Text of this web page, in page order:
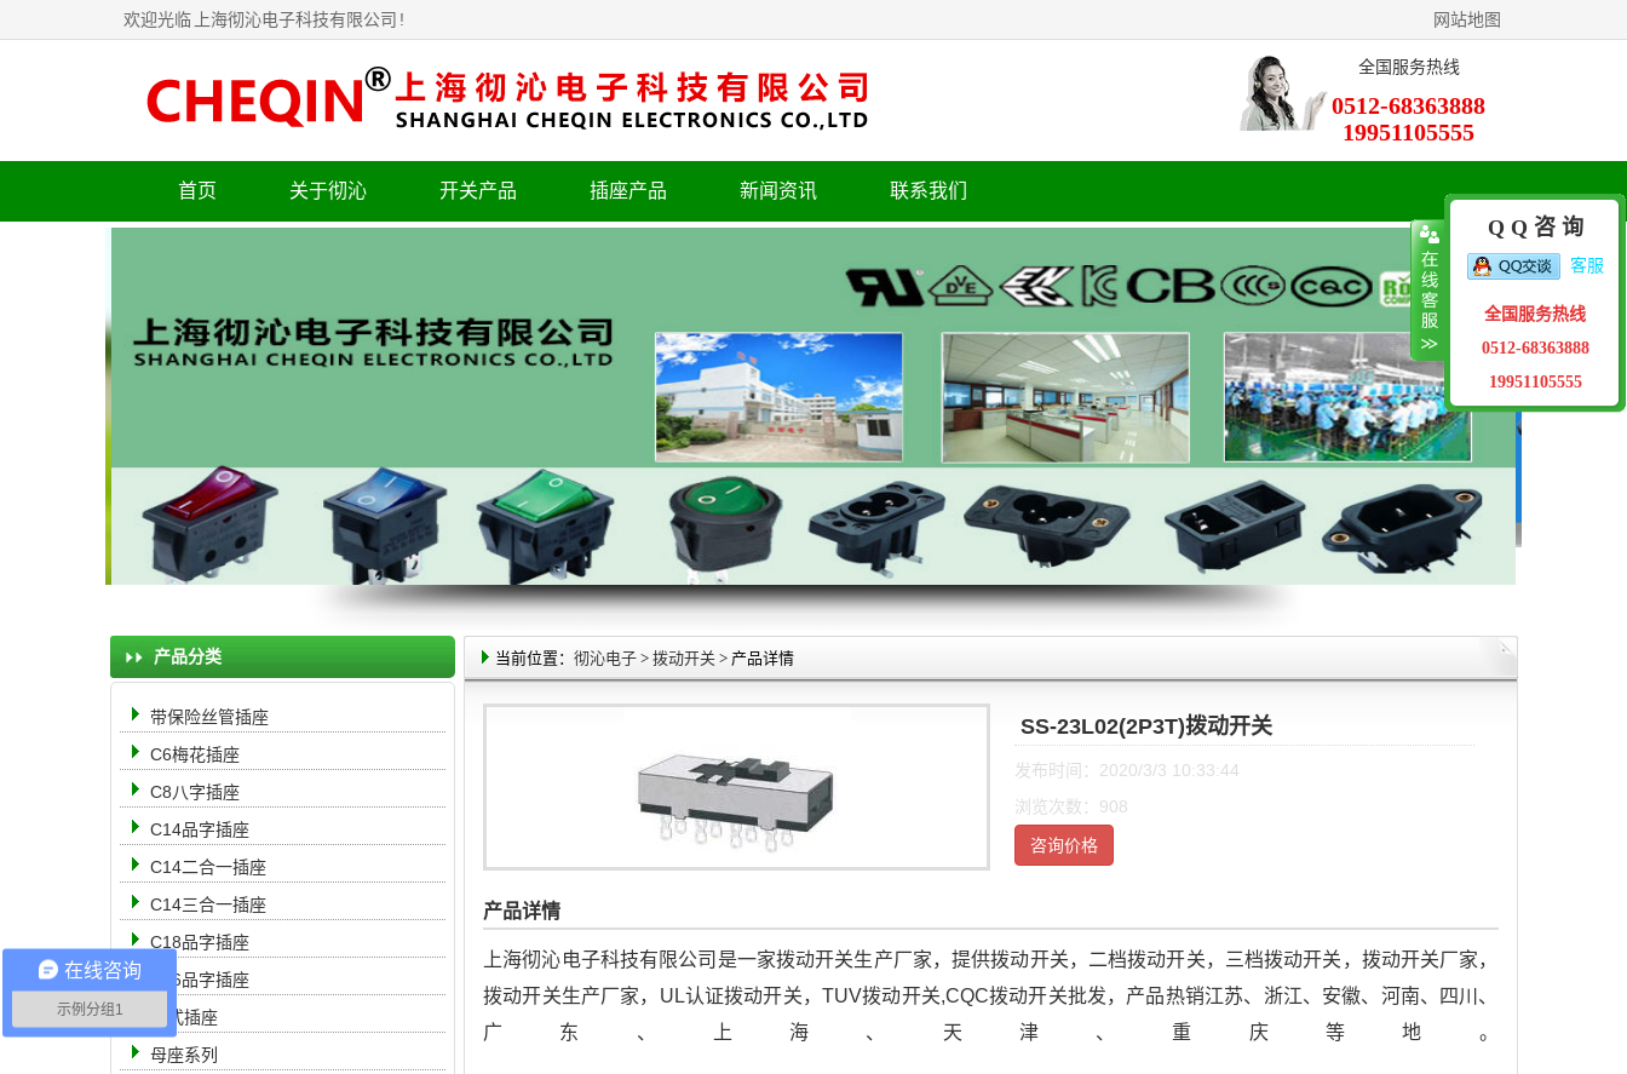
欢迎光临 上海彻沁电子科技有限公司 ! 网站地图
全国服务热线
0512-68363888
19951105555
首页 关于彻沁 开关产品 插座产品 新闻资讯 联系我们
产品分类
带保险丝管插座
C6梅花插座
C8八字插座
C14品字插座
C14二合一插座
C14三合一插座
C18品字插座
C16品字插座
中式插座
母座系列
当前位置： 彻沁电子 > 拨动开关 > 产品详情
SS-23L02(2P3T)拨动开关
发布时间：2020/3/3 10:33:44
浏览次数：908
咨询价格
产品详情
上海彻沁电子科技有限公司是一家拨动开关生产厂家，提供拨动开关，二档拨动开关，三档拨动开关，拨动开关厂家，
拨动开关生产厂家，UL认证拨动开关，TUV拨动开关,CQC拨动开关批发，产品热销江苏、浙江、安徽、河南、四川、
广东、上海、天津、重庆等地。
Q Q 咨 询
客服
全国服务热线
0512-68363888
19951105555
在线咨询
示例分组1